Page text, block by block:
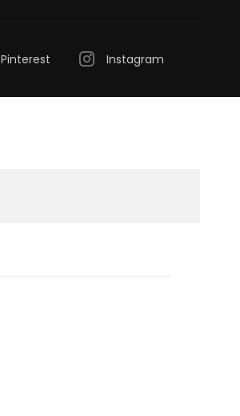
Pinterest Instagram